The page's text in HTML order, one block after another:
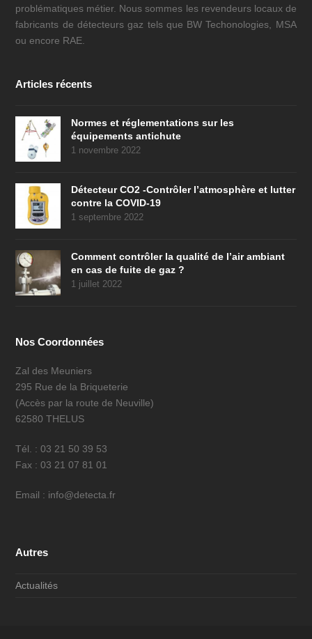
problématiques métier. Nous sommes les revendeurs locaux de
fabricants de détecteurs gaz tels que BW Techonologies, MSA
ou encore RAE.
Articles récents
Normes et réglementations sur les
équipements antichute
1 novembre 2022
Détecteur CO2 -Contrôler l’atmosphère et lutter
contre la COVID-19
1 septembre 2022
Comment contrôler la qualité de l’air ambiant
en cas de fuite de gaz ?
1 juillet 2022
Nos Coordonnées
Zal des Meuniers
295 Rue de la Briqueterie
(Accès par la route de Neuville)
62580 THELUS
Tél. : 03 21 50 39 53
Fax : 03 21 07 81 01
Email : info@detecta.fr
Autres
Actualités